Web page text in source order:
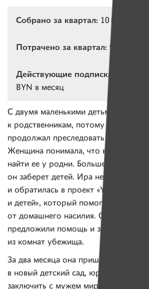
Собрано за квартал: 10
Потрачено за квартал: 9
Действующие подписки:
BYN в месяц
С двумя маленькими детьми Ира
к родственникам, потому что ее
продолжал преследовать ее,
Женщина понимала, что в любой
найти ее у родни. Больше всего
он заберет детей. Ира не знала, что
и обратилась в проект «Убежище
и детей», который помогает
от домашнего насилия. Специалисты
предложили помощь и заселили Иру
из комнат убежища.
За два месяца она пришла в себя,
в новый детский сад, юрист проекта
заключить с мужем мировое